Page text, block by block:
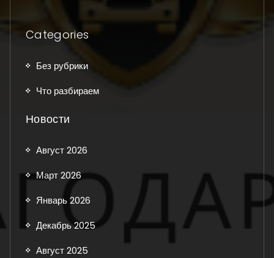
Categories
Без рубрики
Что разбираем
Новости
Август 2026
Март 2026
Январь 2026
Декабрь 2025
Август 2025